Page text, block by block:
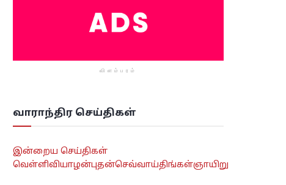
விளம்பரம்
வாராந்திர செய்திகள்
இன்றைய செய்திகள்
வெள்ளிவியாழன்புதன்செவ்வாய்திங்கள்ஞாயிறு